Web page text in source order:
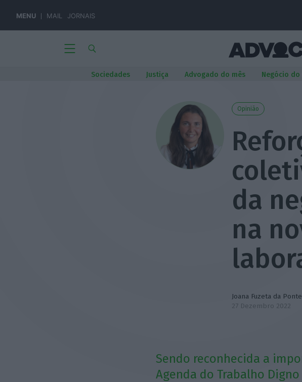
MENU MAIL JORNAIS
Sociedades Justiça Advogado do mês Negócio do
Opinião
da
na
Joana Fuzeta da Ponte
27 Dezembro 2022
Sendo reconhecida a
Agenda do Trabalho